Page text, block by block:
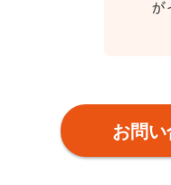
が
お問